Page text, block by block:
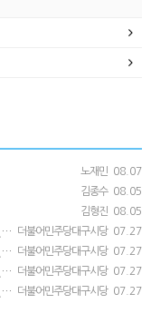
노재민 08.07
김종수 08.05
김형진 08.05
더불어민주당대구시당 07.27
더불어민주당대구시당 07.27
더불어민주당대구시당 07.27
더불어민주당대구시당 07.27